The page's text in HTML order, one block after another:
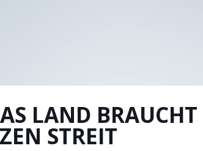
LAND
STREIT